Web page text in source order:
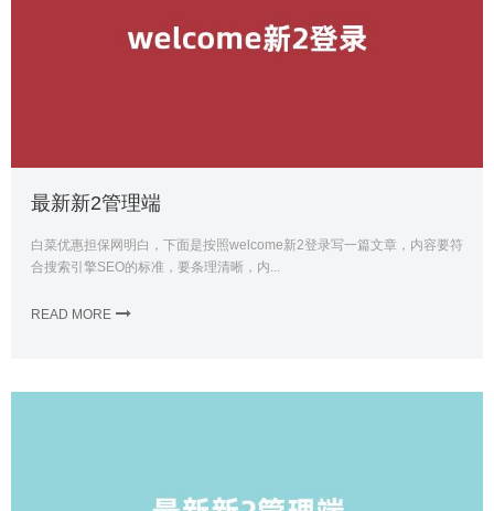
最新新2管理端
白菜优惠担保网明白，下面是按照welcome新2登录写一篇文章，内容要符
合搜索引擎SEO的标准，要条理清晰，内...
READ MORE